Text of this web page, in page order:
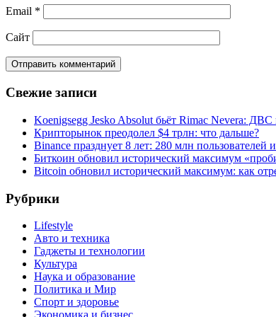
Email *
Сайт
Свежие записи
Koenigsegg Jesko Absolut бьёт Rimac Nevera: ДВС
Крипторынок преодолел $4 трлн: что дальше?
Binance празднует 8 лет: 280 млн пользователей
Биткоин обновил исторический максимум
Bitcoin обновил исторический максимум: как
Рубрики
Lifestyle
Авто и техника
Гаджеты и технологии
Культура
Наука и образование
Политика и Мир
Спорт и здоровье